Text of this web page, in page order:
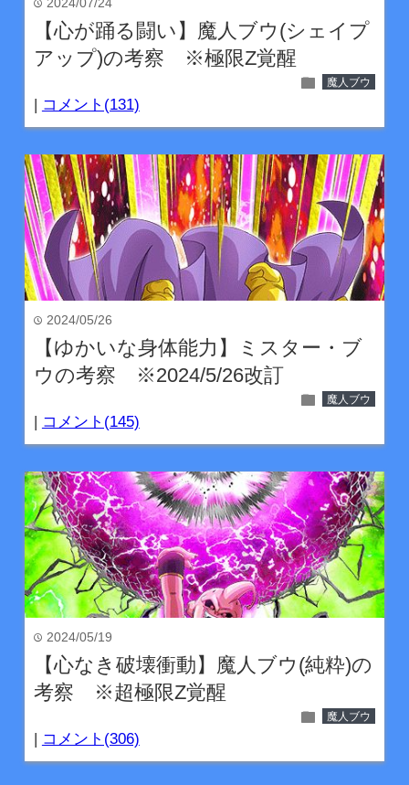
time 2024/07/24
【心が踊る闘い】魔人ブウ(シェイプ
アップ)の考察 ※極限Z覚醒
folder 魔人ブウ
| コメント(131)
time 2024/05/26
【ゆかいな身体能力】ミスター・ブ
ウの考察 ※2024/5/26改訂
folder 魔人ブウ
| コメント(145)
time 2024/05/19
【心なき破壊衝動】魔人ブウ(純粋)の
考察 ※超極限Z覚醒
folder 魔人ブウ
| コメント(306)